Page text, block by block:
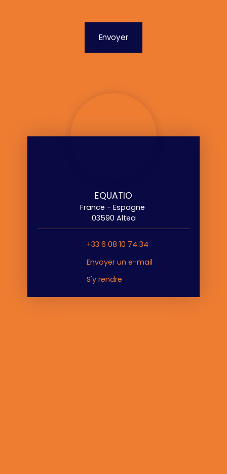
Envoyer
EQUATIO
France - Espagne
03590 Altea
+33 6 08 10 74 34
Envoyer un e-mail
S'y rendre